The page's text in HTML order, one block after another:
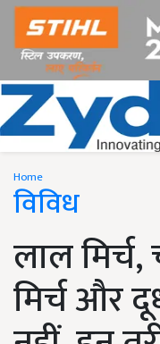
Home
विविध
लाल मिर्च,
मिर्च और